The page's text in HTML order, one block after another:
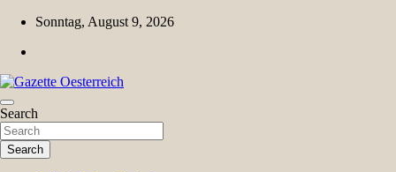
Skip
content
Sonntag, August 9, 2026
Gazette Oesterreich
Magazin für Freizeit, Politik, Kultur & Wissenschaft
Search
Search